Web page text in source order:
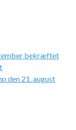
bekræftet
den 21. august